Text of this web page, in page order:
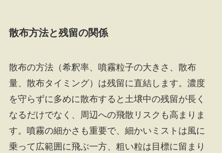
散布方法と残留の関係
散布の方法（希釈率、噴霧粒子の大きさ、散布
量、散布タイミング）は残留に直結します。濃度
を守らずに多めに散布すると土壌中の残留が長く
なるだけでなく、周辺への飛散リスクも高まりま
す。噴霧の細かさも重要で、細かいミストは風に
乗って広範囲に飛ぶ一方、粗い粒は目標に留まり